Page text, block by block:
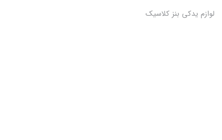
لوازم یدکی بنز کلاسیک